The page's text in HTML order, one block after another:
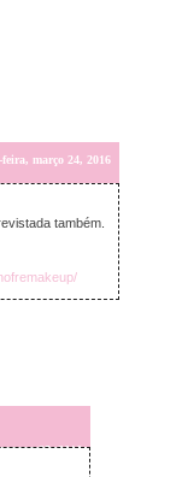
março 24, 2016
também.
março 25, 2016